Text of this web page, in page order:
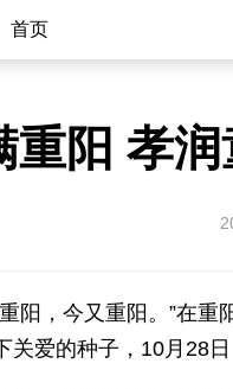
首页
重阳 孝
阳，今又重阳。”在
关爱的种子，10月28